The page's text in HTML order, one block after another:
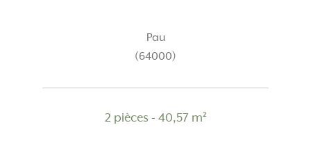
Pau
(64000)
2 pièces - 40,57 m²